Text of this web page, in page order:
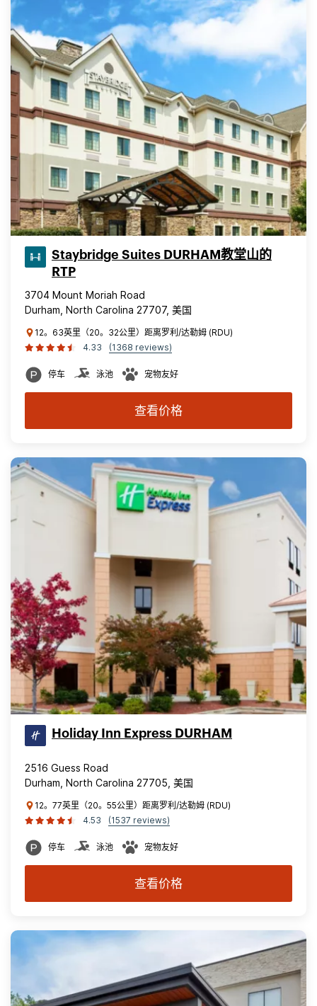
Staybridge Suites DURHAM教堂山的
RTP
3704 Mount Moriah Road
Durham, North Carolina 27707, 美国
12。63英里（20。32公里）距离罗利/达勒姆 (RDU)
4.33
(1368 reviews)
停车 泳池 宠物友好
查看价格
Holiday Inn Express DURHAM
2516 Guess Road
Durham, North Carolina 27705, 美国
12。77英里（20。55公里）距离罗利/达勒姆 (RDU)
4.53
(1537 reviews)
停车 泳池 宠物友好
查看价格